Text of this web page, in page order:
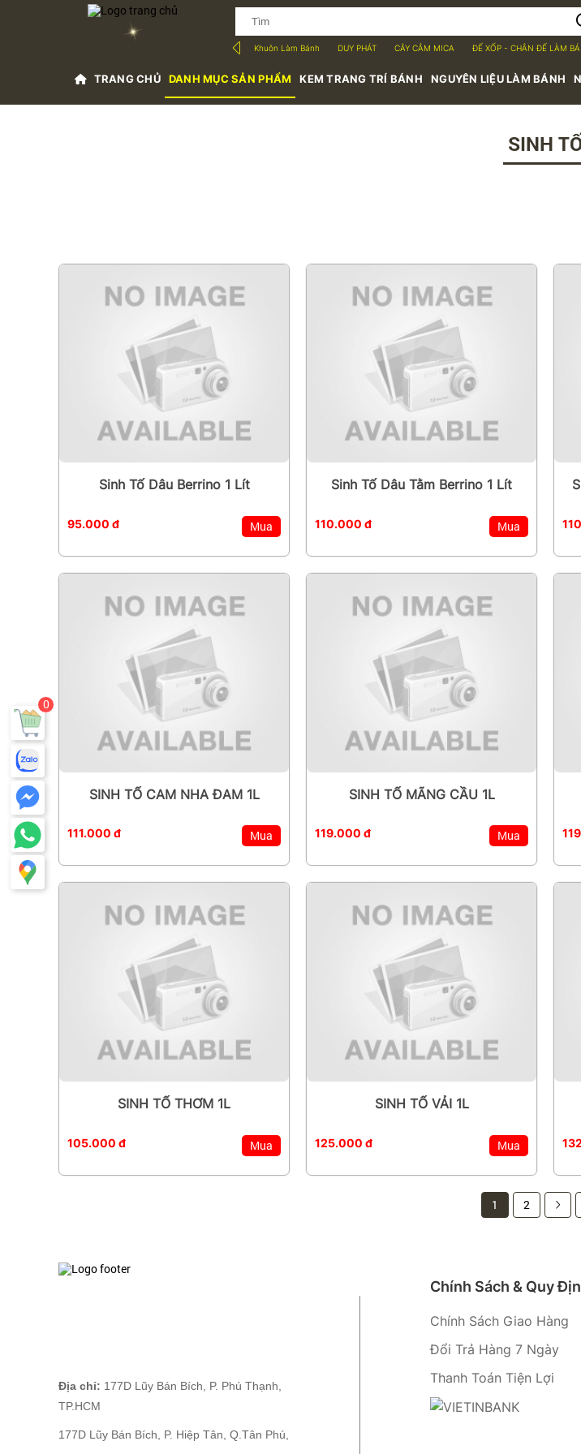
Khuôn Làm Bánh DUY PHÁT CÂY CẮM MICA ĐẾ XỐP - CHÂN ĐẾ LÀM
TRANG CHỦ DANH MỤC SẢN PHẨM KEM TRANG TRÍ BÁNH NGUYÊN LIỆU LÀM BÁNH
SINH
Sinh Tố Dâu Berrino 1 Lít
95.000 đ Mua
Sinh Tố Dâu Tằm Berrino 1 Lít
110.000 đ Mua
SINH TỐ CAM NHA ĐAM 1L
111.000 đ Mua
SINH TỐ MÃNG CẦU 1L
119.000 đ Mua
SINH TỐ THƠM 1L
105.000 đ Mua
SINH TỐ VẢI 1L
125.000 đ Mua
1 2
Địa chỉ: 177D Lũy Bán Bích, P. Phú Thạnh,
TP.HCM
177D Lũy Bán Bích, P. Hiệp Tân, Q.Tân Phú,
Chính Sách & Quy
Chính Sách Giao Hàng
Đổi Trả Hàng 7 Ngày
Thanh Toán Tiện Lợi
0